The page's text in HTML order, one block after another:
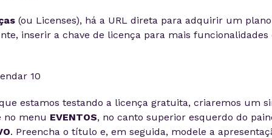
(ou Licenses), há a URL direta para adquirir um
inserir a chave de licença para mais funcionalidades
estamos testando a licença gratuita, criaremos um
no menu EVENTOS, no canto superior esquerdo do
. Preencha o título e, em seguida, modele a